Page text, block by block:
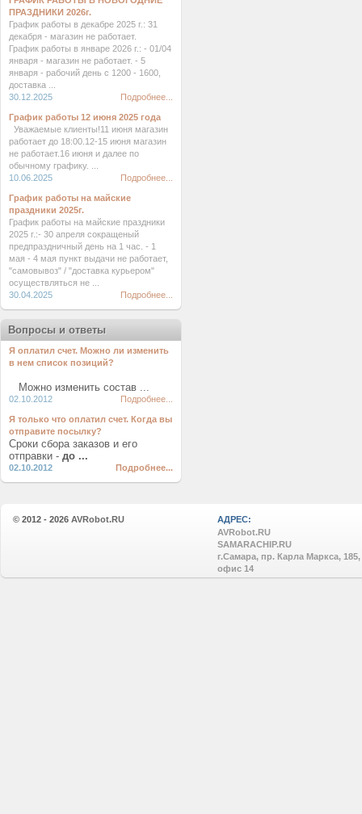
ПРАЗДНИКИ 2026г.
График работы в декабре 2025 г.: 31
декабря - магазин не работает.
График работы в январе 2026 г.: - 01/04
января - магазин не работает. - 5
января - рабочий день с 1200 - 1600,
доставка ...
30.12.2025
Подробнее...
График работы 12 июня 2025 года
Уважаемые клиенты!11 июня магазин
работает до 18:00.12-15 июня магазин
не работает.16 июня и далее по
обычному графику. ...
10.06.2025
Подробнее...
График работы на майские
праздники 2025г.
График работы на майские праздники
2025 г.:- 30 апреля сокращеный
предпраздничный день на 1 час. - 1
мая - 4 мая пункт выдачи не работает,
"самовывоз" / "доставка курьером"
осуществляться не ...
30.04.2025
Подробнее...
Вопросы и ответы
Я оплатил счет. Можно ли изменить
в нем список позиций?
Можно изменить состав ...
02.10.2012 Подробнее...
Я только что оплатил счет. Когда вы
отправите посылку?
Сроки сбора заказов и его
отправки - до ...
02.10.2012 Подробнее...
© 2012 - 2026 AVRobot.RU
АДРЕС:
AVRobot.RU
SAMARACHIP.RU
г.Самара, пр. Карла Маркса, 185,
офис 14